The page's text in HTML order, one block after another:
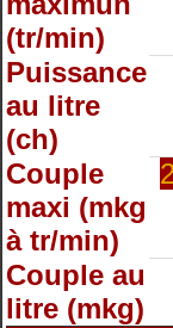
(tr/min)
Puissance
au litre
(ch)
Couple
maxi (mkg
à tr/min)
Couple au
litre (mkg)